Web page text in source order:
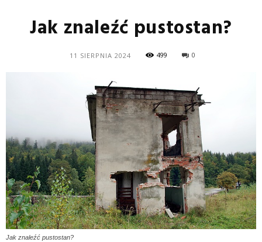
Jak znaleźć pustostan?
11 SIERPNIA 2024 499 0
Jak znaleźć pustostan?